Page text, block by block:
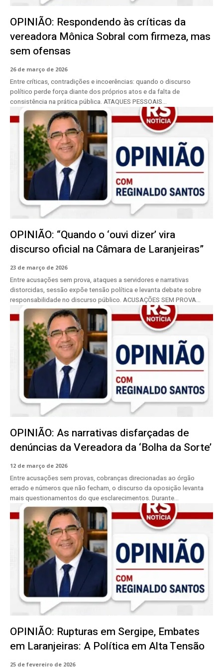
OPINIÃO: Respondendo às críticas da
vereadora Mônica Sobral com firmeza, mas
sem ofensas
26 de março de 2026
Entre críticas, contradições e incoerências: quando o discurso
político perde força diante dos próprios atos e da falta de
consistência na prática pública. ATAQUES PESSOAIS...
OPINIÃO: “Quando o ‘ouvi dizer’ vira
discurso oficial na Câmara de Laranjeiras”
23 de março de 2026
Entre acusações sem prova, ataques a servidores e narrativas
distorcidas, sessão expõe tensão política e levanta debate sobre
responsabilidade no discurso público. ACUSAÇÕES SEM PROVA...
OPINIÃO: As narrativas disfarçadas de
denúncias da Vereadora da ‘Bolha da Sorte’
12 de março de 2026
Entre acusações sem provas, cobranças direcionadas ao órgão
errado e números que não fecham, o discurso da oposição levanta
mais questionamentos do que esclarecimentos. Durante...
OPINIÃO: Rupturas em Sergipe, Embates
em Laranjeiras: A Política em Alta Tensão
25 de fevereiro de 2026